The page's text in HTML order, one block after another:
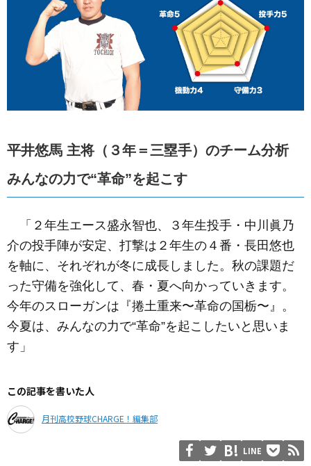
平井悠馬 主将（３年＝三塁手）のチーム分析
みんなの力で“革命”を起こす
「２年生エース盛永智也、３年生投手・中川眞乃
介の投手陣が安定、打撃は２年生の４番・長田悠也
を軸に、それぞれが冬に成長しました。秋の課題だ
った守備を強化して、春・夏へ向かっていきます。
今年のスローガンは『捲土重来〜革命の国栃〜』。
今夏は、みんなの力で“革命”を起こしたいと思いま
す」
この記事を書いた人
月刊高校野球CHARGE！編集部
LINE